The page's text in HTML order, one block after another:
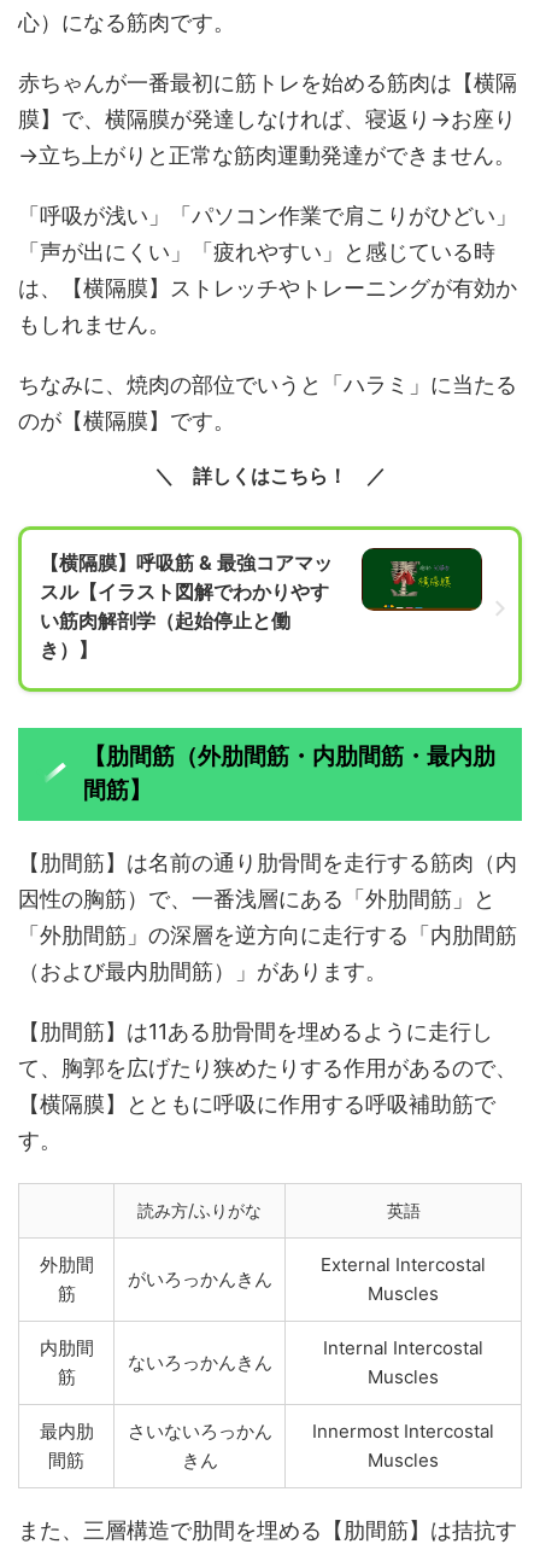
心）になる筋肉です。
赤ちゃんが一番最初に筋トレを始める筋肉は【横隔
膜】で、横隔膜が発達しなければ、寝返り→お座り
→立ち上がりと正常な筋肉運動発達ができません。
「呼吸が浅い」「パソコン作業で肩こりがひどい」
「声が出にくい」「疲れやすい」と感じている時
は、【横隔膜】ストレッチやトレーニングが有効か
もしれません。
ちなみに、焼肉の部位でいうと「ハラミ」に当たる
のが【横隔膜】です。
詳しくはこちら！
【横隔膜】呼吸筋 & 最強コアマッ
スル【イラスト図解でわかりやす
い筋肉解剖学（起始停止と働
き）】
【肋間筋（外肋間筋・内肋間筋・最内肋
間筋】
【肋間筋】は名前の通り肋骨間を走行する筋肉（内
因性の胸筋）で、一番浅層にある「外肋間筋」と
「外肋間筋」の深層を逆方向に走行する「内肋間筋
（および最内肋間筋）」があります。
【肋間筋】は11ある肋骨間を埋めるように走行し
て、胸郭を広げたり狭めたりする作用があるので、
【横隔膜】とともに呼吸に作用する呼吸補助筋で
す。
読み方/ふりがな 英語
外肋間
筋
がいろっかんきん
External Intercostal
Muscles
内肋間
筋
ないろっかんきん
Internal Intercostal
Muscles
最内肋
間筋
さいないろっかん
きん
Innermost Intercostal
Muscles
また、三層構造で肋間を埋める【肋間筋】は拮抗す